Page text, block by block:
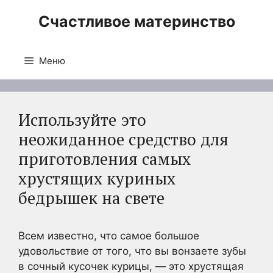
Счастливое материнство
Меню
Используйте это
неожиданное средство для
приготовления самых
хрустящих куриных
бедрышек на свете
Всем известно, что самое большое
удовольствие от того, что вы вонзаете зубы
в сочный кусочек курицы, — это хрустящая